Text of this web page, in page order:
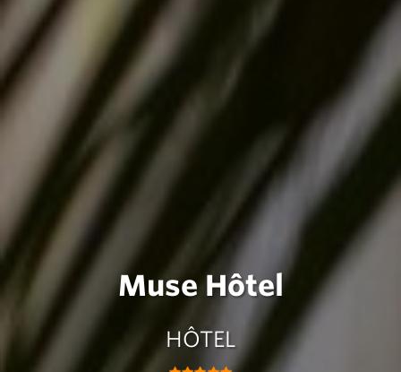
Muse Hôtel
HÔTEL